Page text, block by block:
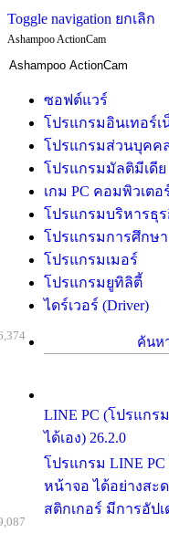
Toggle navigation ยกเลิก
Ashampoo ActionCam
ซอฟต์แวร์
โปรแกรมอินเทอร์เ
โปรแกรมส่วนบุคค
โปรแกรมมัลติมีเดีย
เกม PC คอมพิวเตอ
โปรแกรมบริหารธุร
โปรแกรมการศึกษา
โปรแกรมเมอร์
โปรแกรมยูทิลิตี้
ไดร์เวอร์ (Driver)
ค้นห
LINE PC (โปรแก
ได้เอง) 26.2.0
โปรแกรม LINE
หน้าจอ ได้อย่างสะ
สติกเกอร์ มีการอัป